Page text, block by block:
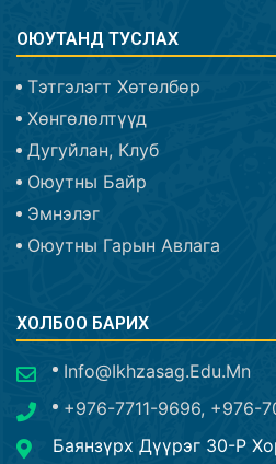
ОЮУТАНД ТУСЛАХ
Тэтгэлэгт Хөтөлбөр
Хөнгөлөлтүүд
Дугуйлан, Клуб
Оюутны Байр
Эмнэлэг
Оюутны Гарын Авлага
ХОЛБОО БАРИХ
Info@ikhzasag.edu.mn
+976-7711-9696, +976-
Баянзүрх Дүүрэг 30-Р